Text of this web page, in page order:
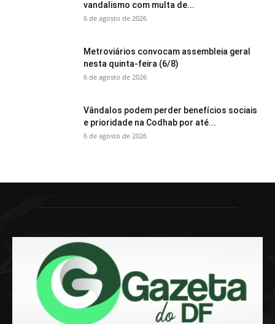
vandalismo com multa de...
6 de agosto de 2026
Metroviários convocam assembleia geral
nesta quinta-feira (6/8)
6 de agosto de 2026
Vândalos podem perder benefícios sociais
e prioridade na Codhab por até...
6 de agosto de 2026